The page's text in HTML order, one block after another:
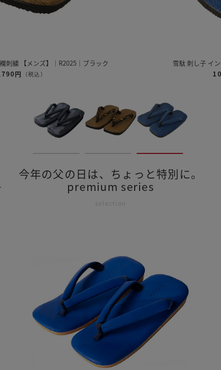
雪駄 刺し子 インディゴ染め 【メンズ】｜H5600
今年の父の日は、ちょっと特別に。
premium series
selection